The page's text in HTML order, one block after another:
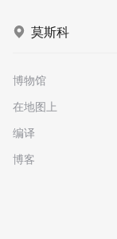
莫斯科
博物馆
在地图上
编译
博客